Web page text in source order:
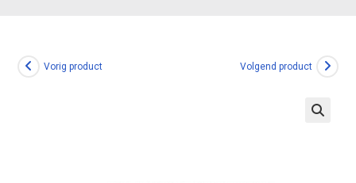
Vorig product Volgend product